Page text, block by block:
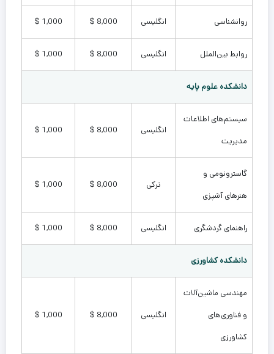
روانشناسی انگلیسی 8,000 $
1,000 $
روابط بین‌الملل انگلیسی 8,000 $
1,000 $
دانشکده علوم پایه
سیستم‌های اطلاعات
مدیریت
انگلیسی 8,000 $
1,000 $
گاسترونومی و
هنرهای آشپزی
ترکی 8,000 $
1,000 $
راهنمای گردشگری انگلیسی 8,000 $
1,000 $
دانشکده کشاورزی
مهندسی ماشین‌آلات
و فناوری‌های
کشاورزی
انگلیسی 8,000 $
1,000 $